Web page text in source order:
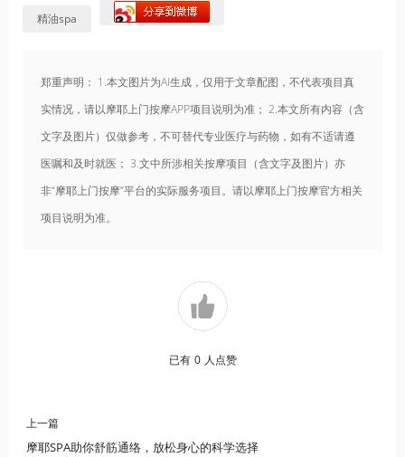
精油spa
郑重声明： 1.本文图片为AI生成，仅用于文章配图，不代表项目真
实情况，请以摩耶上门按摩APP项目说明为准； 2.本文所有内容（含
文字及图片）仅做参考，不可替代专业医疗与药物，如有不适请遵
医嘱和及时就医； 3.文中所涉相关按摩项目（含文字及图片）亦
非“摩耶上门按摩”平台的实际服务项目。请以摩耶上门按摩官方相关
项目说明为准。
已有 0 人点赞
上一篇
摩耶SPA助你舒筋通络，放松身心的科学选择